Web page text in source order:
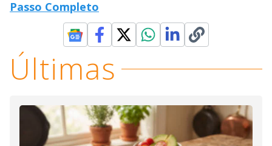
Passo Completo
Últimas